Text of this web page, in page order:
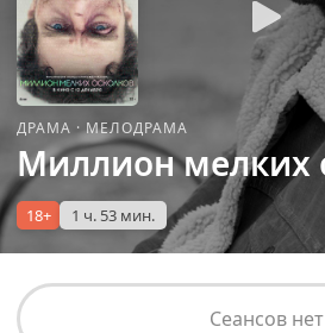
ДРАМА · МЕЛОДРАМА
Миллион мелких
18+ 1 ч. 53 мин.
Сеансов нет